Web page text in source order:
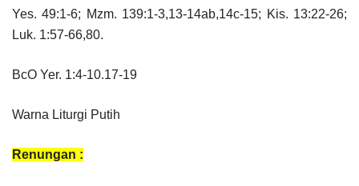
Yes. 49:1-6; Mzm. 139:1-3,13-14ab,14c-15; Kis. 13:22-26;
Luk. 1:57-66,80.
BcO Yer. 1:4-10.17-19
Warna Liturgi Putih
Renungan :